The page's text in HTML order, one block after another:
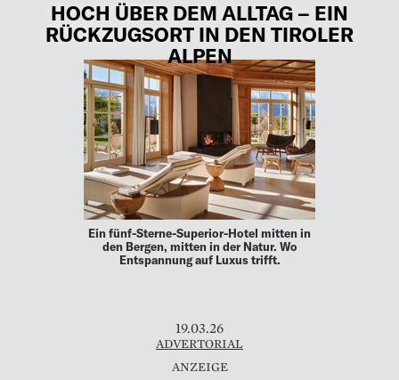
HOCH ÜBER DEM ALLTAG – EIN
RÜCKZUGSORT IN DEN TIROLER
ALPEN
Ein fünf-Sterne-Superior-Hotel mitten in
den Bergen, mitten in der Natur. Wo
Entspannung auf Luxus trifft.
19.03.26
ADVERTORIAL